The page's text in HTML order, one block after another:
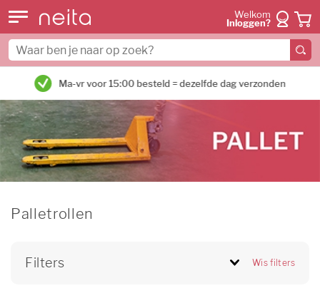
Welkom
Inloggen?
Ma-vr voor 15:00 besteld = dezelfde dag verzonden
Palletrollen
Filters Wis filters